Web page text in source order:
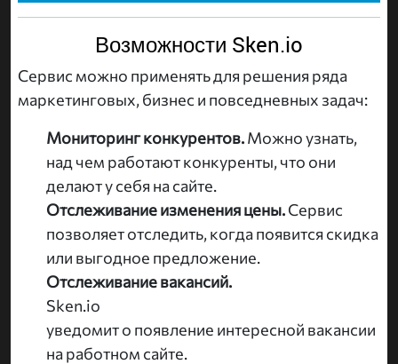
Возможности Sken.io
Сервис можно применять для решения ряда
маркетинговых, бизнес и повседневных задач:
Мониторинг конкурентов.Можно узнать,
над чем работают конкуренты, что они
делают у себя на сайте.
Отслеживание изменения цены.Сервис
позволяет отследить, когда появится скидка
или выгодное предложение.
Отслеживание вакансий.
Sken.io
уведомит о появление интересной вакансии
на работном сайте.